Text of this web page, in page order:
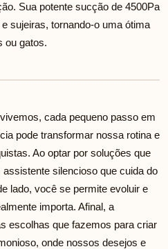
Sua potente sucção de 4500Pa
sujeiras, tornando-o uma ótima
ou gatos.
cada pequeno passo em
pode transformar nossa rotina e
Ao optar por soluções que
silencioso que cuida do
lado, você se permite evoluir e
importa. Afinal, a
escolhas que fazemos para criar
onde nossos desejos e